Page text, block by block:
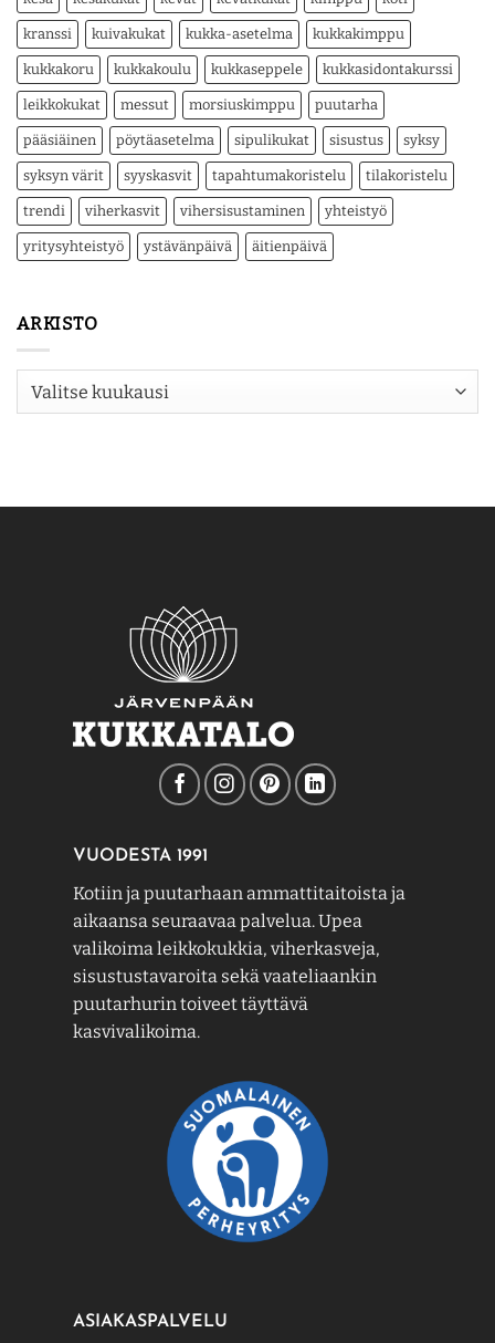
kranssi kuivakukat kukka-asetelma kukkakimppu
kukkakoru kukkakoulu kukkaseppele kukkasidontakurssi
leikkokukat messut morsiuskimppu puutarha
pääsiäinen pöytäasetelma sipulikukat sisustus syksy
syksyn värit syyskasvit tapahtumakoristelu tilakoristelu
trendi viherkasvit vihersisustaminen yhteistyö
yritysyhteistyö ystävänpäivä äitienpäivä
ARKISTO
Arkisto
VUODESTA 1991
Kotiin ja puutarhaan ammattitaitoista ja
aikaansa seuraavaa palvelua. Upea
valikoima leikkokukkia, viherkasveja,
sisustustavaroita sekä vaateliaankin
puutarhurin toiveet täyttävä
kasvivalikoima.
ASIAKASPALVELU